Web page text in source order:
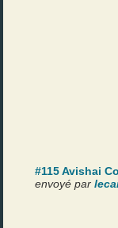
#115 Avishai
envoyé par